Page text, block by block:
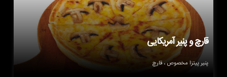
قارچ و پنیر آمریکایی
پنیر پیتزا مخصوص ، قارچ